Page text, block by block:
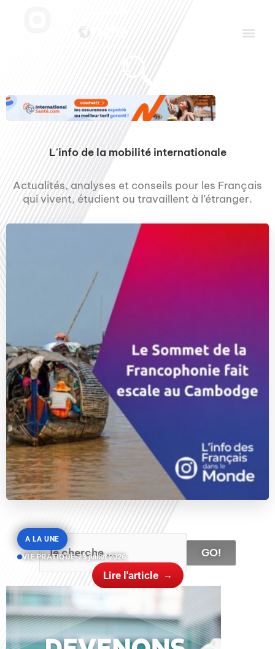
L'info de la mobilité internationale
Actualités, analyses et conseils pour les Français
qui vivent, étudient ou travaillent à l’étranger.
A LA UNE
VIE PRATIQUE•23 juillet 2026
Lire l'article
GO!